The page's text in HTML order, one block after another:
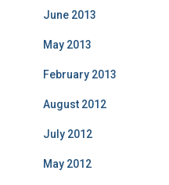
June 2013
May 2013
February 2013
August 2012
July 2012
May 2012